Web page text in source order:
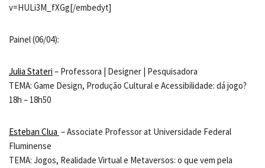
v=HULi3M_fXGg[/embedyt]
Painel (06/04):
Julia Stateri – Professora | Designer | Pesquisadora
TEMA: Game Design, Produção Cultural e Acessibilidade: dá jogo?
18h – 18h50
Esteban Clua – Associate Professor at Universidade Federal
Fluminense
TEMA: Jogos, Realidade Virtual e Metaversos: o que vem pela